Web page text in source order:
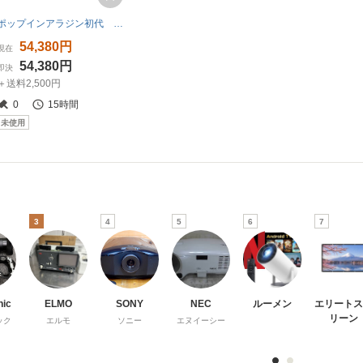
ポップインアラジン初代 ホワイトプロジェクター 本体
在 54,380円
決 54,380円
送料2,500円
0
15時間
未使用
ク
3
ELMO
エルモ
4
SONY
ソニー
5
NEC
エヌイーシー
6
ルーメン
7
エリート
リーン